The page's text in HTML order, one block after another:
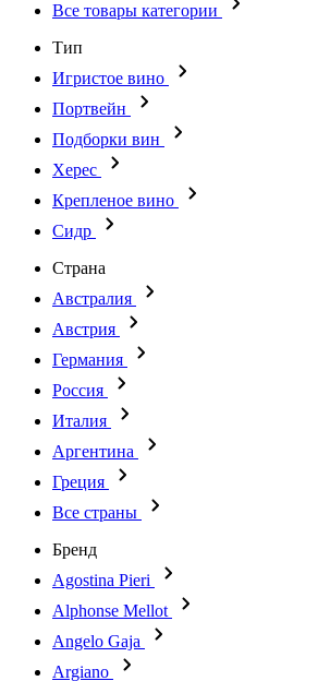
Все товары категории
Тип
Игристое вино
Портвейн
Подборки вин
Херес
Крепленое вино
Сидр
Страна
Австралия
Австрия
Германия
Россия
Италия
Аргентина
Греция
Все страны
Бренд
Agostina Pieri
Alphonse Mellot
Angelo Gaja
Argiano